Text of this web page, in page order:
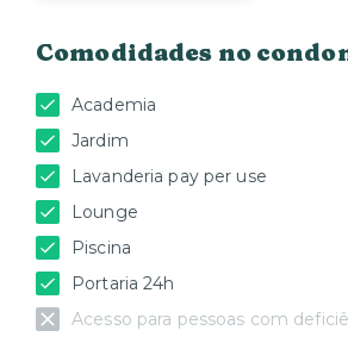
Comodidades no
Academia
Jardim
Lavanderia pay per use
Lounge
Piscina
Portaria 24h
Acesso para pessoas com